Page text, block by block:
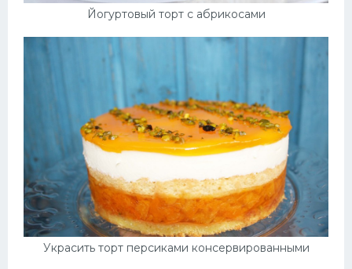
Йогуртовый торт с абрикосами
Украсить торт персиками консервированными